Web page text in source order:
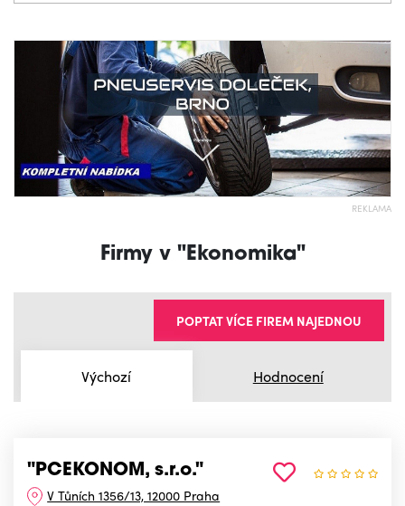
REKLAMA
Firmy v "Ekonomika"
Výchozí Hodnocení
POPTAT VÍCE FIREM NAJEDNOU
"PCEKONOM, s.r.o."
V Tůních 1356/13, 12000 Praha